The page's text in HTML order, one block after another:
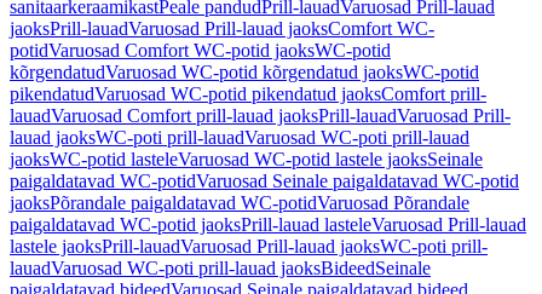
sanitaarkeraamikastPeale pandudPrill-lauadVaruosad Prill-lauad
jaoksPrill-lauadVaruosad Prill-lauad jaoksComfort WC-
potidVaruosad Comfort WC-potid jaoksWC-potid
kõrgendatudVaruosad WC-potid kõrgendatud jaoksWC-potid
pikendatudVaruosad WC-potid pikendatud jaoksComfort prill-
lauadVaruosad Comfort prill-lauad jaoksPrill-lauadVaruosad Prill-
lauad jaoksWC-poti prill-lauadVaruosad WC-poti prill-lauad
jaoksWC-potid lasteleVaruosad WC-potid lastele jaoksSeinale
paigaldatavad WC-potidVaruosad Seinale paigaldatavad WC-potid
jaoksPõrandale paigaldatavad WC-potidVaruosad Põrandale
paigaldatavad WC-potid jaoksPrill-lauad lasteleVaruosad Prill-lauad
lastele jaoksPrill-lauadVaruosad Prill-lauad jaoksWC-poti prill-
lauadVaruosad WC-poti prill-lauad jaoksBideedSeinale
paigaldatavad bideedVaruosad Seinale paigaldatavad bideed